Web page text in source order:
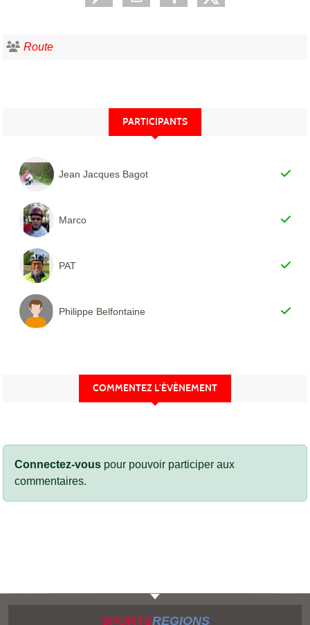
Route
PARTICIPANTS
Jean Jacques Bagot
Marco
PAT
Philippe Belfontaine
COMMENTEZ L’ÉVÈNEMENT
Connectez-vous pour pouvoir participer aux
commentaires.
SPORTSREGIONS